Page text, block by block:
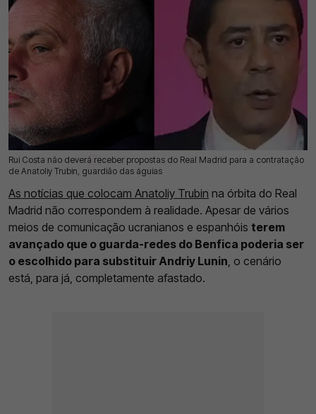
Rui Costa não deverá receber propostas do Real Madrid para a contratação
de Anatoliy Trubin, guardião das águias
15 Jul 2026 | 13:34 | 0
As notícias que colocam Anatoliy Trubin na órbita do Real
Madrid não correspondem à realidade. Apesar de vários
meios de comunicação ucranianos e espanhóis terem
avançado que o guarda-redes do Benfica poderia ser
o escolhido para substituir Andriy Lunin , o cenário
está, para já, completamente afastado.